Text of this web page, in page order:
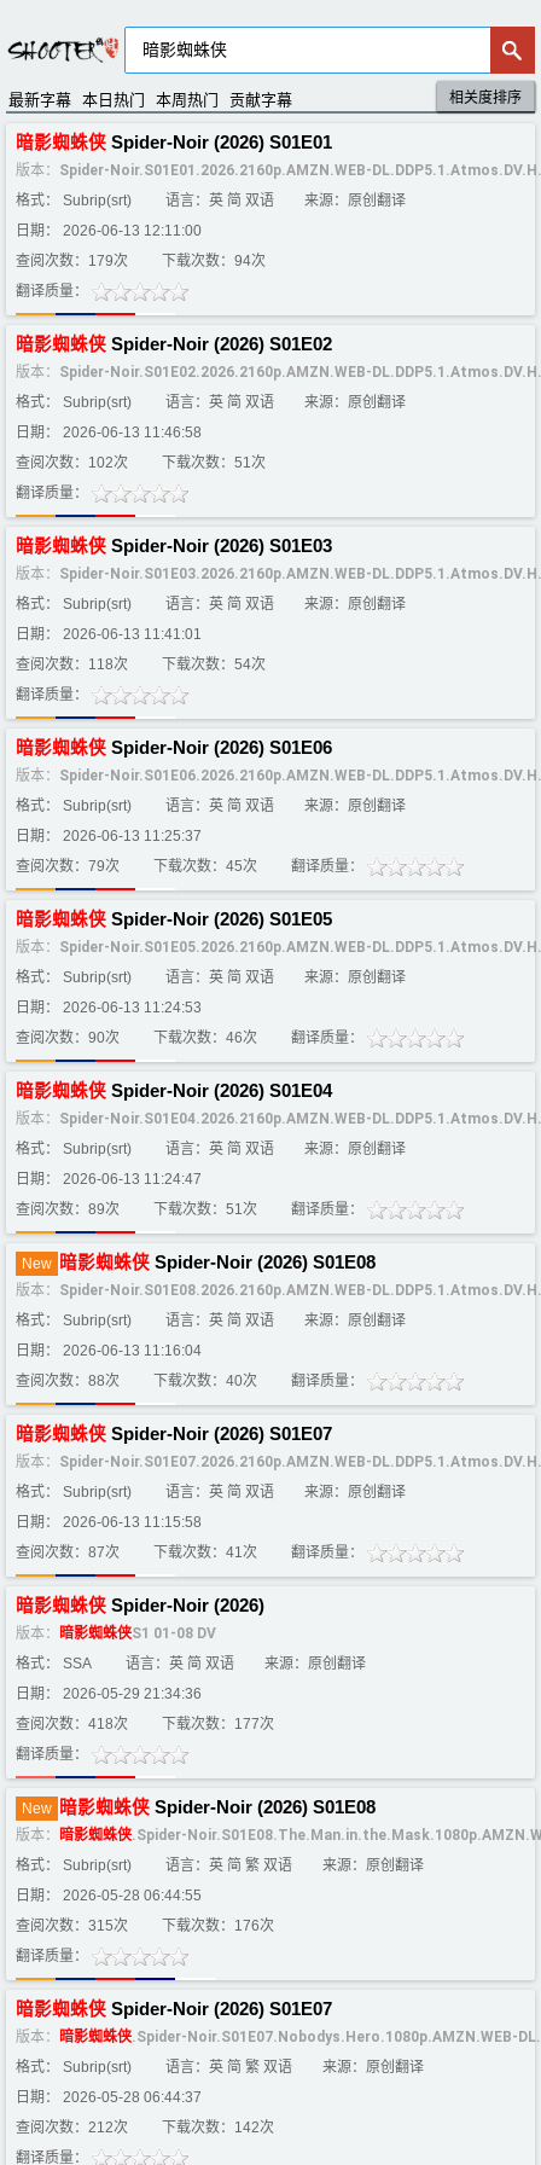
最新字幕 本日热门 本周热门 贡献字幕 默认排序
评分排序
相关度排序
暗影蜘蛛侠 Spider-Noir (2026) S01E01
版本： Spider-Noir.S01E01.2026.2160p.AMZN.WEB-
格式： Subrip(srt)
语言：英 简 双语
来源：原创翻译
日期： 2026-06-13 12:11:00
查阅次数：179次
下载次数：94次
翻译质量：
暗影蜘蛛侠 Spider-Noir (2026) S01E02
版本： Spider-Noir.S01E02.2026.2160p.AMZN.WEB-
格式： Subrip(srt)
语言：英 简 双语
来源：原创翻译
日期： 2026-06-13 11:46:58
查阅次数：102次
下载次数：51次
翻译质量：
暗影蜘蛛侠 Spider-Noir (2026) S01E03
版本： Spider-Noir.S01E03.2026.2160p.AMZN.WEB-
格式： Subrip(srt)
语言：英 简 双语
来源：原创翻译
日期： 2026-06-13 11:41:01
查阅次数：118次
下载次数：54次
翻译质量：
暗影蜘蛛侠 Spider-Noir (2026) S01E06
版本： Spider-Noir.S01E06.2026.2160p.AMZN.WEB-
格式： Subrip(srt)
语言：英 简 双语
来源：原创翻译
日期： 2026-06-13 11:25:37
查阅次数：79次
下载次数：45次 翻译质量：
暗影蜘蛛侠 Spider-Noir (2026) S01E05
版本： Spider-Noir.S01E05.2026.2160p.AMZN.WEB-
格式： Subrip(srt)
语言：英 简 双语
来源：原创翻译
日期： 2026-06-13 11:24:53
查阅次数：90次
下载次数：46次 翻译质量：
暗影蜘蛛侠 Spider-Noir (2026) S01E04
版本： Spider-Noir.S01E04.2026.2160p.AMZN.WEB-
格式： Subrip(srt)
语言：英 简 双语
来源：原创翻译
日期： 2026-06-13 11:24:47
查阅次数：89次
下载次数：51次 翻译质量：
New 暗影蜘蛛侠 Spider-Noir (2026) S01E08
版本： Spider-Noir.S01E08.2026.2160p.AMZN.WEB-
格式： Subrip(srt)
语言：英 简 双语
来源：原创翻译
日期： 2026-06-13 11:16:04
查阅次数：88次
下载次数：40次 翻译质量：
暗影蜘蛛侠 Spider-Noir (2026) S01E07
版本： Spider-Noir.S01E07.2026.2160p.AMZN.WEB-
格式： Subrip(srt)
语言：英 简 双语
来源：原创翻译
日期： 2026-06-13 11:15:58
查阅次数：87次
下载次数：41次 翻译质量：
暗影蜘蛛侠 Spider-Noir (2026)
版本： 暗影蜘蛛侠S1 01-08 DV
格式： SSA
语言：英 简 双语
来源：原创翻译
日期： 2026-05-29 21:34:36
查阅次数：418次
下载次数：177次
翻译质量：
New 暗影蜘蛛侠 Spider-Noir (2026) S01E08
版本： 暗影蜘蛛侠.Spider-
格式： Subrip(srt)
语言：英 简 繁 双语
来源：原创翻译
日期： 2026-05-28 06:44:55
查阅次数：315次
下载次数：176次
翻译质量：
暗影蜘蛛侠 Spider-Noir (2026) S01E07
版本： 暗影蜘蛛侠.Spider-Noir.S01E07.Nobodys.Hero.1080p.AMZN.WEB-
格式： Subrip(srt)
语言：英 简 繁 双语
来源：原创翻译
日期： 2026-05-28 06:44:37
查阅次数：212次
下载次数：142次
翻译质量：